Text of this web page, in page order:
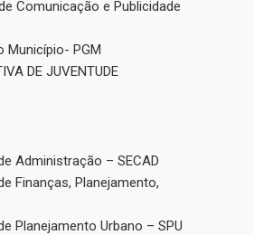
Comunicação e Publicidade
Município- PGM
DE JUVENTUDE
Administração – SECAD
Finanças, Planejamento,
Planejamento Urbano – SPU